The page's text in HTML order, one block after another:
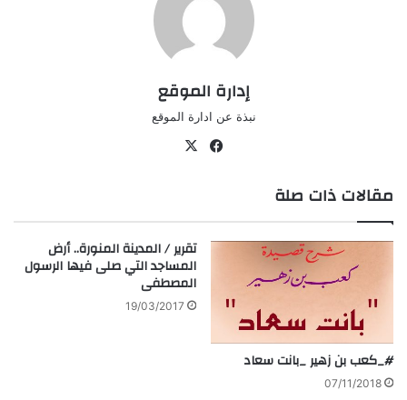
إدارة الموقع
نبذة عن ادارة الموقع
في
مقالات ذات صلة
#_كعب بن زهير _بانت سعاد
07/11/2018
تقرير / المدينة المنورة.. أرض
المساجد التي صلى فيها الرسول
المصطفى
19/03/2017